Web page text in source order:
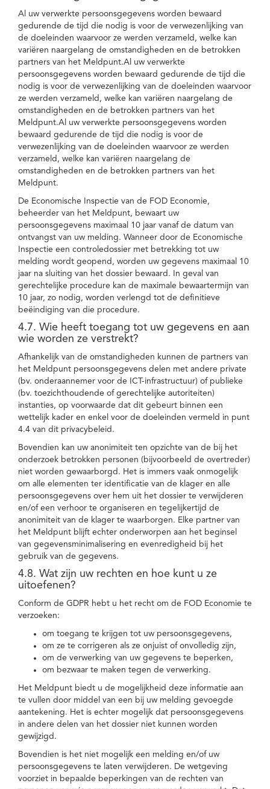
Al uw verwerkte persoonsgegevens worden bewaard
gedurende de tijd die nodig is voor de verwezenlijking van
de doeleinden waarvoor ze werden verzameld, welke kan
variëren naargelang de omstandigheden en de betrokken
partners van het Meldpunt.Al uw verwerkte
persoonsgegevens worden bewaard gedurende de tijd die
nodig is voor de verwezenlijking van de doeleinden waarvoor
ze werden verzameld, welke kan variëren naargelang de
omstandigheden en de betrokken partners van het
Meldpunt.Al uw verwerkte persoonsgegevens worden
bewaard gedurende de tijd die nodig is voor de
verwezenlijking van de doeleinden waarvoor ze werden
verzameld, welke kan variëren naargelang de
omstandigheden en de betrokken partners van het
Meldpunt.
De Economische Inspectie van de FOD Economie,
beheerder van het Meldpunt, bewaart uw
persoonsgegevens maximaal 10 jaar vanaf de datum van
ontvangst van uw melding. Wanneer door de Economische
Inspectie een controledossier met betrekking tot uw
melding wordt geopend, worden uw gegevens maximaal 10
jaar na sluiting van het dossier bewaard. In geval van
gerechtelijke procedure kan de maximale bewaartermijn van
10 jaar, zo nodig, worden verlengd tot de definitieve
beëindiging van die procedure.
4.7. Wie heeft toegang tot uw gegevens en aan
wie worden ze verstrekt?
Afhankelijk van de omstandigheden kunnen de partners van
het Meldpunt persoonsgegevens delen met andere private
(bv. onderaannemer voor de ICT-infrastructuur) of publieke
(bv. toezichthoudende of gerechtelijke autoriteiten)
instanties, op voorwaarde dat dit gebeurt binnen een
wettelijk kader en enkel voor de doeleinden vermeld in punt
4.4 van dit privacybeleid.
Bovendien kan uw anonimiteit ten opzichte van de bij het
onderzoek betrokken personen (bijvoorbeeld de overtreder)
niet worden gewaarborgd. Het is immers vaak onmogelijk
om alle elementen ter identificatie van de klager en alle
persoonsgegevens over hem uit het dossier te verwijderen
en/of een verhoor te organiseren en tegelijkertijd de
anonimiteit van de klager te waarborgen. Elke partner van
het Meldpunt blijft echter onderworpen aan het beginsel
van gegevensminimalisering en evenredigheid bij het
gebruik van de gegevens.
4.8. Wat zijn uw rechten en hoe kunt u ze
uitoefenen?
Conform de GDPR hebt u het recht om de FOD Economie te
verzoeken:
om toegang te krijgen tot uw persoonsgegevens,
om ze te corrigeren als ze onjuist of onvolledig zijn,
om de verwerking van uw gegevens te beperken,
om bezwaar te maken tegen de verwerking.
Het Meldpunt biedt u de mogelijkheid deze informatie aan
te vullen door middel van een bij uw melding gevoegde
aantekening. Het is echter mogelijk dat persoonsgegevens
in andere delen van het dossier niet kunnen worden
gewijzigd.
Bovendien is het niet mogelijk een melding en/of uw
persoonsgegevens te laten verwijderen. De wetgeving
voorziet in bepaalde beperkingen van de rechten van